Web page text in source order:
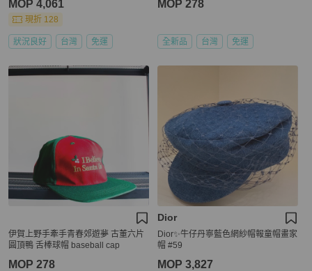
MOP 4,061
現折 128
狀況良好 台灣 免運
MOP 278
全新品 台灣 免運
伊賀上野手牽手青春郊遊夢 古董六片
圓頂鴨 舌棒球帽 baseball cap
MOP 278
Dior
Dior✨牛仔丹寧藍色網紗帽報童帽畫家
帽 #59
MOP 3,827